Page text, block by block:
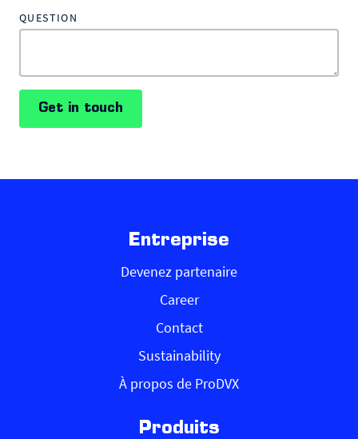
QUESTION
Get in touch
Entreprise
Devenez partenaire
Career
Contact
Sustainability
À propos de ProDVX
Produits